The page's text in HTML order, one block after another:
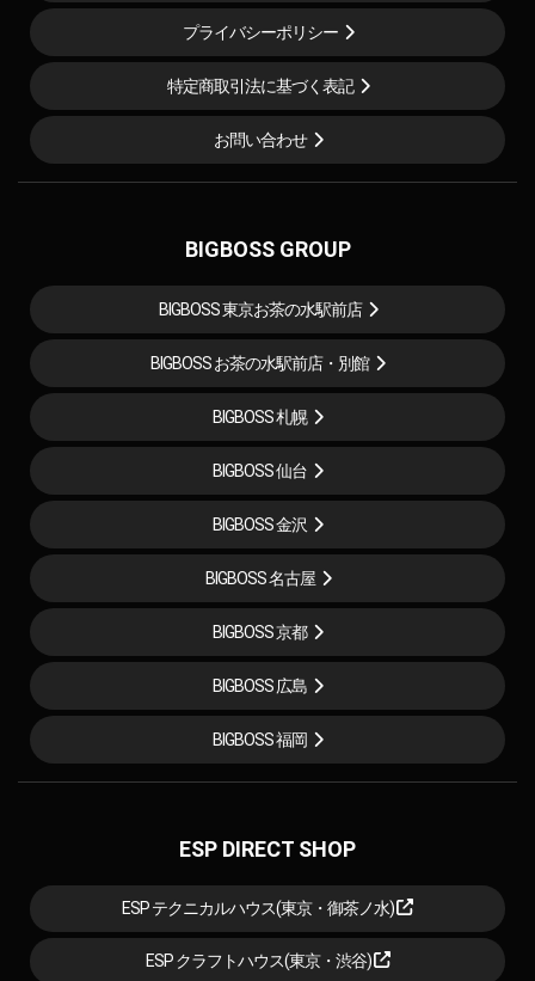
プライバシーポリシー
特定商取引法に基づく表記
お問い合わせ
BIGBOSS GROUP
BIGBOSS 東京お茶の水駅前店
BIGBOSS お茶の水駅前店・別館
BIGBOSS 札幌
BIGBOSS 仙台
BIGBOSS 金沢
BIGBOSS 名古屋
BIGBOSS 京都
BIGBOSS 広島
BIGBOSS 福岡
ESP DIRECT SHOP
ESP テクニカルハウス(東京・御茶ノ水)
ESP クラフトハウス(東京・渋谷)